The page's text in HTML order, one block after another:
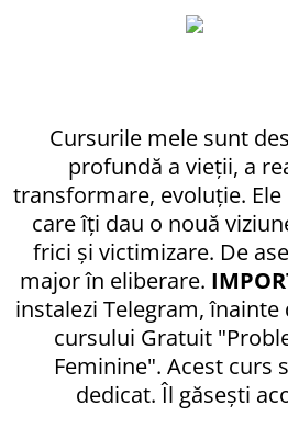
Cursurile mele sunt
profundă a vieții, a
transformare, evoluție.
care îți dau o nouă
frici și victimizare. De
major în eliberare.
instalezi Telegram,
cursului Gratuit
Feminine". Acest curs
dedicat. Îl găsești